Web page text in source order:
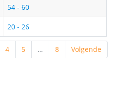
54 - 60
20 - 26
4 5 … 8 Volgende